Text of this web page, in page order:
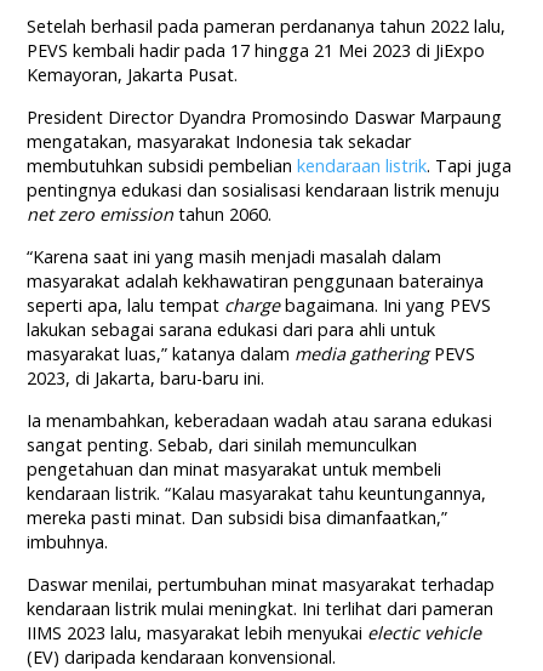
Setelah berhasil pada pameran perdananya tahun 2022 lalu,
PEVS kembali hadir pada 17 hingga 21 Mei 2023 di JiExpo
Kemayoran, Jakarta Pusat.
President Director Dyandra Promosindo Daswar Marpaung
mengatakan, masyarakat Indonesia tak sekadar
membutuhkan subsidi pembelian kendaraan listrik. Tapi juga
pentingnya edukasi dan sosialisasi kendaraan listrik menuju
net zero emission tahun 2060.
“Karena saat ini yang masih menjadi masalah dalam
masyarakat adalah kekhawatiran penggunaan baterainya
seperti apa, lalu tempat chargebagaimana. Ini yang PEVS
lakukan sebagai sarana edukasi dari para ahli untuk
masyarakat luas,” katanya dalam media gatheringPEVS
2023, di Jakarta, baru-baru ini.
Ia menambahkan, keberadaan wadah atau sarana edukasi
sangat penting. Sebab, dari sinilah memunculkan
pengetahuan dan minat masyarakat untuk membeli
kendaraan listrik. “Kalau masyarakat tahu keuntungannya,
mereka pasti minat. Dan subsidi bisa dimanfaatkan,”
imbuhnya.
Daswar menilai, pertumbuhan minat masyarakat terhadap
kendaraan listrik mulai meningkat. Ini terlihat dari pameran
IIMS 2023 lalu, masyarakat lebih menyukai electic vehicle
(EV) daripada kendaraan konvensional.